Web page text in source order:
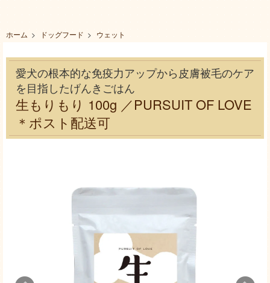
ホーム > ドッグフード > ウェット
愛犬の根本的な免疫力アップから皮膚被毛のケア
を目指したげんきごはん
生もりもり 100g ／PURSUIT OF LOVE
＊ポスト配送可